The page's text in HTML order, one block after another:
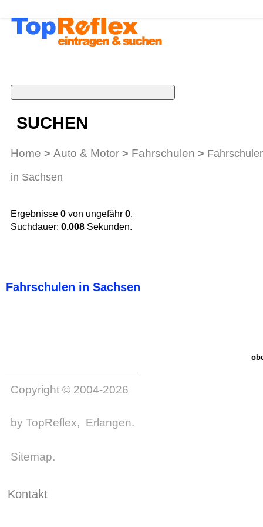
SUCHEN
Home > Auto & Motor > Fahrschulen >
in Sachsen
Ergebnisse 0 von ungefähr 0.
Suchdauer: 0.008 Sekunden.
Fahrschulen in Sachsen
Copyright © 2004-2026
by TopReflex, Erlangen.
Sitemap.
Kontakt